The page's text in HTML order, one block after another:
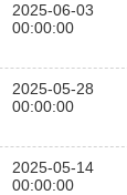
2025-06-03
00:00:00
2025-05-28
00:00:00
2025-05-14
00:00:00